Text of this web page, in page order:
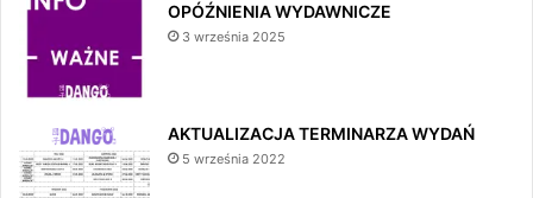
OPÓŹNIENIA WYDAWNICZE
3 września 2025
AKTUALIZACJA TERMINARZA WYDAŃ
5 września 2022